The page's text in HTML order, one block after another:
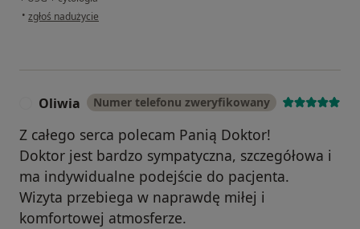
• w opinii użytkownika Maria
zgłoś nadużycie
Oliwia Numer telefonu zweryfikowany
Z całego serca polecam Panią Doktor!
Doktor jest bardzo sympatyczna, szczegółowa i
ma indywidualne podejście do pacjenta.
Wizyta przebiega w naprawdę miłej i
komfortowej atmosferze.